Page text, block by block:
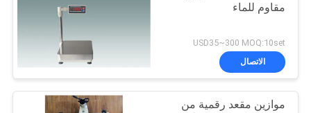
مقاوم للماء
USD35~300 MOQ:10set
الاتصال
موازين مقعد رقمية من